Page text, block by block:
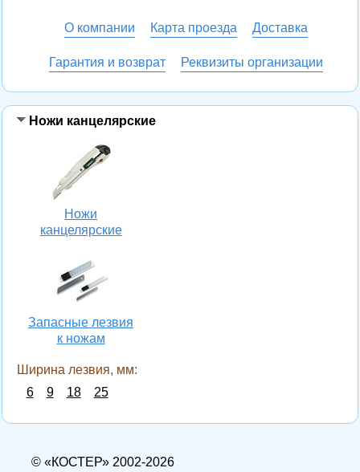
Ножи канцелярские
Ножи
канцелярские
Запасные лезвия
к ножам
Ширина лезвия, мм:
6
9 18 25
О компании Карта проезда Доставка
Гарантия и возврат Реквизиты организации
© «КОСТЕР» 2002-2026